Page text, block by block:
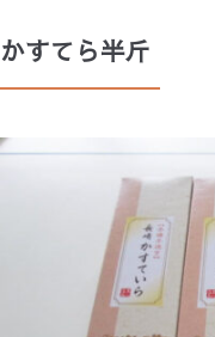
ウインド
ホームヘルプサン
かなで
さち風
かすてら半斤